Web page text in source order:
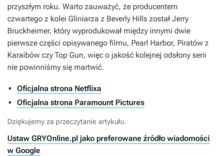
przyszłym roku. Warto zauważyć, że producentem
czwartego z kolei Gliniarza z Beverly Hills został Jerry
Bruckheimer, który wyprodukował między innymi dwie
pierwsze części opisywanego filmu, Pearl Harbor, Piratów z
Karaibów czy Top Gun, więc o jakość kolejnej odsłony serii
nie powinniśmy się martwić.
Oficjalna strona Netflixa
Oficjalna strona Paramount Pictures
Dziękujemy za przeczytanie artykułu.
Ustaw GRYOnline.pl jako preferowane źródło wiadomości
w Google